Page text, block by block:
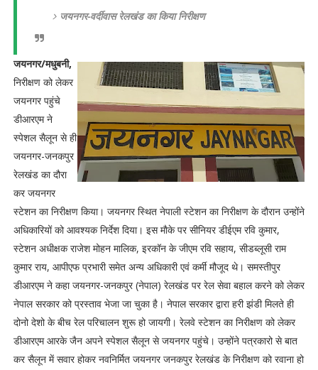
जयनगर-वर्दीवास रेलखंड का किया निरीक्षण
जयनगर/मधुबनी,
निरीक्षण को लेकर
जयनगर पहुंचे
डीआरएम ने
स्पेशल सैलून से ही
जयनगर-जनकपुर
रेलखंड का दौरा
कर जयनगर
स्टेशन का निरीक्षण किया। जयनगर स्थित नेपाली स्टेशन का निरीक्षण के दौरान उन्होंने
अधिकारियों को आवश्यक निर्देश दिया। इस माैके पर सीनियर डीईएम रवि कुमार,
स्टेशन अधीक्षक राजेश मोहन मालिक, इरकॉन के जीएम रवि सहाय, सीडब्लूसी राम
कुमार राय, आपीएफ प्रभारी समेत अन्य अधिकारी एवं कर्मी मौजूद थे। समस्तीपुर
डीआरएम ने कहा जयनगर-जनकपुर (नेपाल) रेलखंड पर रेल सेवा बहाल करने को लेकर
नेपाल सरकार को प्रस्ताव भेजा जा चुका है। नेपाल सरकार द्वारा हरी झंडी मिलते ही
दोनो देशो के बीच रेल परिचालन शुरू हो जायगी। रेलवे स्टेशन का निरीक्षण को लेकर
डीआरएम आरके जैन अपने स्पेशल सैलून से जयनगर पहुंचे। उन्होंने पत्रकारो से बात
कर सैलून में सवार होकर नवनिर्मित जयनगर जनकपुर रेलखंड के निरीक्षण को रवाना हो